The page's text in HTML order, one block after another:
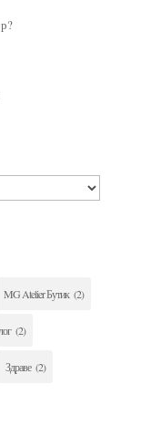
MG Atelier Бутик (2)
(2)
Здраве (2)